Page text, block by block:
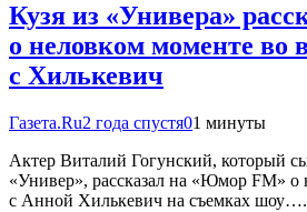
Кузя из «Универа»
о неловком моменте во
с Хилькевич
Газета.Ru2 года спустя01 минуты
Актер Виталий Гогунский, который
«Универ», рассказал на «Юмор FM» о
с Анной Хилькевич на съемках шоу….